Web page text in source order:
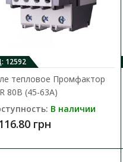
12592
тепловое Промфактор
80B (45-63A)
В наличии
грн